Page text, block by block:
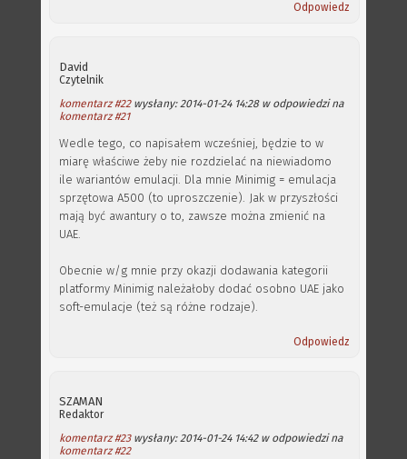
Odpowiedz
David
Czytelnik
komentarz #22wysłany: 2014-01-24 14:28 w odpowiedzi na
komentarz #21
Wedle tego, co napisałem wcześniej, będzie to w
miarę właściwe żeby nie rozdzielać na niewiadomo
ile wariantów emulacji. Dla mnie Minimig = emulacja
sprzętowa A500 (to uproszczenie). Jak w przyszłości
mają być awantury o to, zawsze można zmienić na
UAE.
Obecnie w/g mnie przy okazji dodawania kategorii
platformy Minimig należałoby dodać osobno UAE jako
soft-emulacje (też są różne rodzaje).
Odpowiedz
SZAMAN
Redaktor
komentarz #23wysłany: 2014-01-24 14:42 w odpowiedzi na
komentarz #22